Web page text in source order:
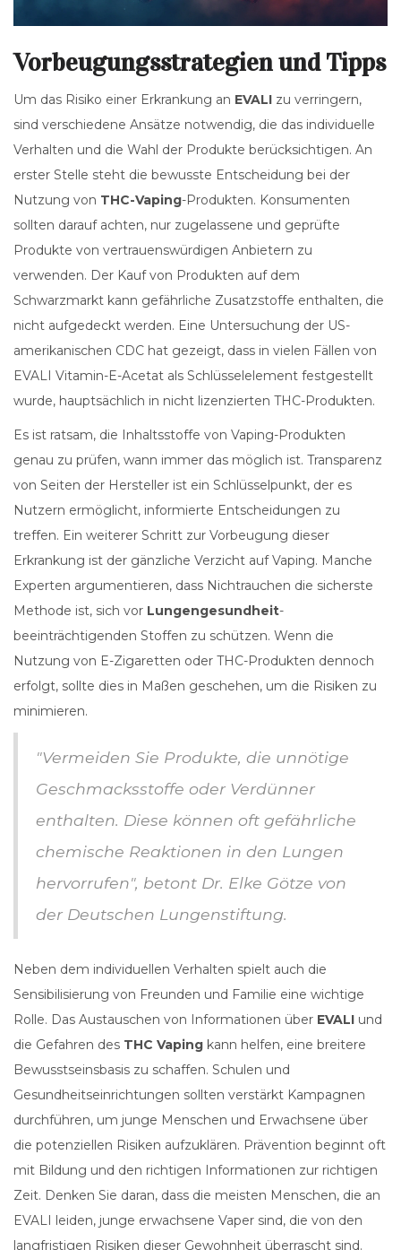
Vorbeugungsstrategien und Tipps
Um das Risiko einer Erkrankung an EVALI zu verringern,
sind verschiedene Ansätze notwendig, die das individuelle
Verhalten und die Wahl der Produkte berücksichtigen. An
erster Stelle steht die bewusste Entscheidung bei der
Nutzung von THC-Vaping-Produkten. Konsumenten
sollten darauf achten, nur zugelassene und geprüfte
Produkte von vertrauenswürdigen Anbietern zu
verwenden. Der Kauf von Produkten auf dem
Schwarzmarkt kann gefährliche Zusatzstoffe enthalten, die
nicht aufgedeckt werden. Eine Untersuchung der US-
amerikanischen CDC hat gezeigt, dass in vielen Fällen von
EVALI Vitamin-E-Acetat als Schlüsselelement festgestellt
wurde, hauptsächlich in nicht lizenzierten THC-Produkten.
Es ist ratsam, die Inhaltsstoffe von Vaping-Produkten
genau zu prüfen, wann immer das möglich ist. Transparenz
von Seiten der Hersteller ist ein Schlüsselpunkt, der es
Nutzern ermöglicht, informierte Entscheidungen zu
treffen. Ein weiterer Schritt zur Vorbeugung dieser
Erkrankung ist der gänzliche Verzicht auf Vaping. Manche
Experten argumentieren, dass Nichtrauchen die sicherste
Methode ist, sich vor Lungengesundheit-
beeinträchtigenden Stoffen zu schützen. Wenn die
Nutzung von E-Zigaretten oder THC-Produkten dennoch
erfolgt, sollte dies in Maßen geschehen, um die Risiken zu
minimieren.
"Vermeiden Sie Produkte, die unnötige
Geschmacksstoffe oder Verdünner
enthalten. Diese können oft gefährliche
chemische Reaktionen in den Lungen
hervorrufen", betont Dr. Elke Götze von
der Deutschen Lungenstiftung.
Neben dem individuellen Verhalten spielt auch die
Sensibilisierung von Freunden und Familie eine wichtige
Rolle. Das Austauschen von Informationen über EVALI und
die Gefahren des THC Vaping kann helfen, eine breitere
Bewusstseinsbasis zu schaffen. Schulen und
Gesundheitseinrichtungen sollten verstärkt Kampagnen
durchführen, um junge Menschen und Erwachsene über
die potenziellen Risiken aufzuklären. Prävention beginnt oft
mit Bildung und den richtigen Informationen zur richtigen
Zeit. Denken Sie daran, dass die meisten Menschen, die an
EVALI leiden, junge erwachsene Vaper sind, die von den
langfristigen Risiken dieser Gewohnheit überrascht sind.